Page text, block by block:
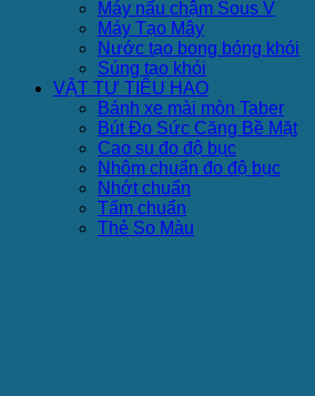
Máy nấu chậm Sous V
Máy Tạo Mây
Nước tạo bong bóng khói
Súng tạo khói
VẬT TƯ TIÊU HAO
Bánh xe mài mòn Taber
Bút Đo Sức Căng Bề Mặt
Cao su đo độ bục
Nhôm chuẩn đo độ bục
Nhớt chuẩn
Tấm chuẩn
Thẻ So Màu